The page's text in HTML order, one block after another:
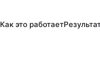
Как это работает